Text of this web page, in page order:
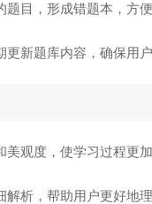
目，形成错题本，方
新题库内容，确保用
观度，使学习过程更加
析，帮助用户更好地